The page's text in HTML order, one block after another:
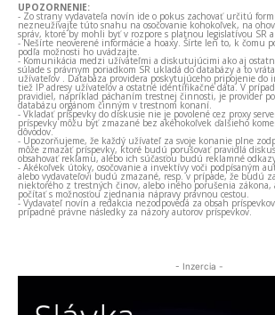
UPOZORNENIE:
- Zo strany vydavateľa novín ide o pokus zachovať určitú
nezneužívajte túto snahu na osočovanie kohokoľvek, na
správ, ktoré by mohli byť v rozpore s platnou legislatívou SR
- Nešírte neoverené informácie a hoaxy. Šírte len to, k čomu
podľa možnosti ho uvádzajte.
- Komunikácia medzi užívateľmi a diskutujúcimi ako aj
súlade s právnym poriadkom SR ukladá do databázy a to
užívateľov . Databáza providera poskytujúceho pripojenie do
tiež IP adresy užívateľov a ostatné identifikačné dáta. V
pravidiel, napríklad páchaním trestnej činnosti, je provider
databázu orgánom činným v trestnom konaní.
- Vkladať príspevky do diskusie nie je povolené cez proxy
príspevky môžu byť zmazané bez akéhokoľvek ďalšieho
dôvodov.
- Upozorňujeme, že každý užívateľ za svoje konanie plne
môže zmazať príspevky, ktoré budú porušovať pravidlá
obsahovať reklamu, alebo ich súčasťou budú reklamné
- Akékoľvek útoky, osočovanie a invektívy voči podpísaným
alebo vydavateľovi budú zmazané, resp. v prípade, že budú
niektorého z trestných činov, alebo iného porušenia
počítať s možnosťou zjednania nápravy právnou cestou.
- Vydavateľ novín a redakcia nezodpovedá za obsah
prípadné právne následky za názory autorov príspevkov.
- Inzercia -